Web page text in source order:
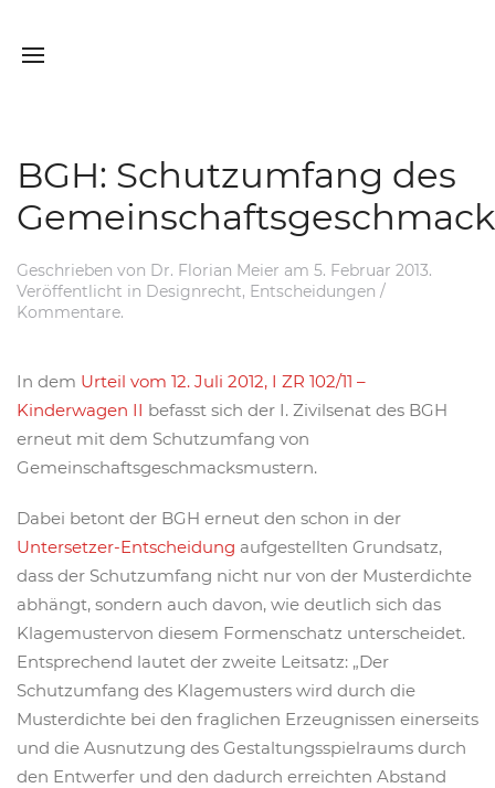
BGH: Schutzumfang des
Geschrieben von Dr. Florian Meier am 5. Februar 2013.
Veröffentlicht in Designrecht, Entscheidungen /
Kommentare.
In dem Urteil vom 12. Juli 2012, I ZR 102/11 –
Kinderwagen II befasst sich der I. Zivilsenat des BGH
erneut mit dem Schutzumfang von
Gemeinschaftsgeschmacksmustern.
Dabei betont der BGH erneut den schon in der
Untersetzer-Entscheidung aufgestellten Grundsatz,
dass der Schutzumfang nicht nur von der Musterdichte
abhängt, sondern auch davon, wie deutlich sich das
Klagemustervon diesem Formenschatz unterscheidet.
Entsprechend lautet der zweite Leitsatz: „Der
Schutzumfang des Klagemusters wird durch die
Musterdichte bei den fraglichen Erzeugnissen einerseits
und die Ausnutzung des Gestaltungsspielraums durch
den Entwerfer und den dadurch erreichten Abstand